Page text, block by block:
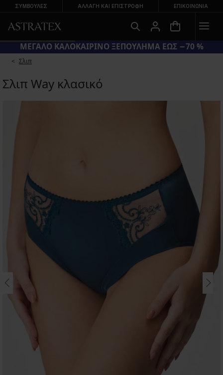
ΣΥΜΒΟΥΛΕΣ ΑΛΛΑΓΉ ΚΑΙ ΕΠΙΣΤΡΟΦΉ ΕΠΙΚΟΙΝΩΝΊΑ
ΜΕΓΑΛΟ ΚΑΛΟΚΑΙΡΙΝΟ ΞΕΠΟΥΛΗΜΑ ΕΩΣ −70 %
Σλιπ
Σλιπ Way κλασικό